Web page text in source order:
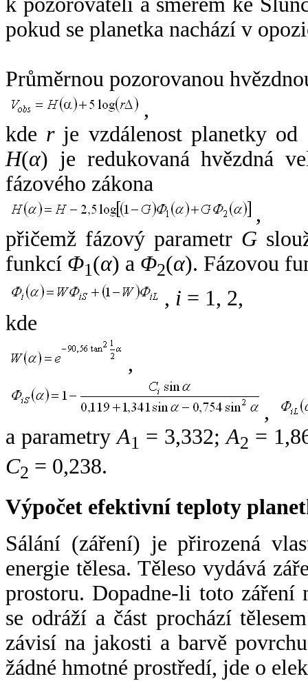
pokud se planetka nachází v
Průměrnou pozorovanou
,
kde rje vzdálenost planetky od
H(α) je redukovaná hvězdná
fázového zákona
,
přičemž fázový parametr G
funkcí Φ1(α) a Φ2(α). Fázovou
, i = 1, 2,
kde
,
,
a parametryA1 = 3,332;A2 =
C2 = 0,238.
Výpočet efektivní teploty
Sálání (záření) je přirozená
energie tělesa. Těleso vydává
prostoru. Dopadne-li toto záření
se odráží a část prochází
závisí na jakosti a barvě
žádné hmotné prostředí, jde o